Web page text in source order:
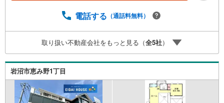
住まいのことを“まとめて相談できる安心感”【購入】【売
住宅ローンや税金などの専門的な内容も、分かりやすく丁
寧にご説明いたします。初めての不動産購入の方でも、安
心して一歩を踏み出せます。各店舗にはキッズスペースを
完備。 ご家族皆様でお気軽にご来店ください。
電話する （通話料無料）
取り扱い不動産会社をもっと見る（全5社）
岩沼市恵み野1丁目